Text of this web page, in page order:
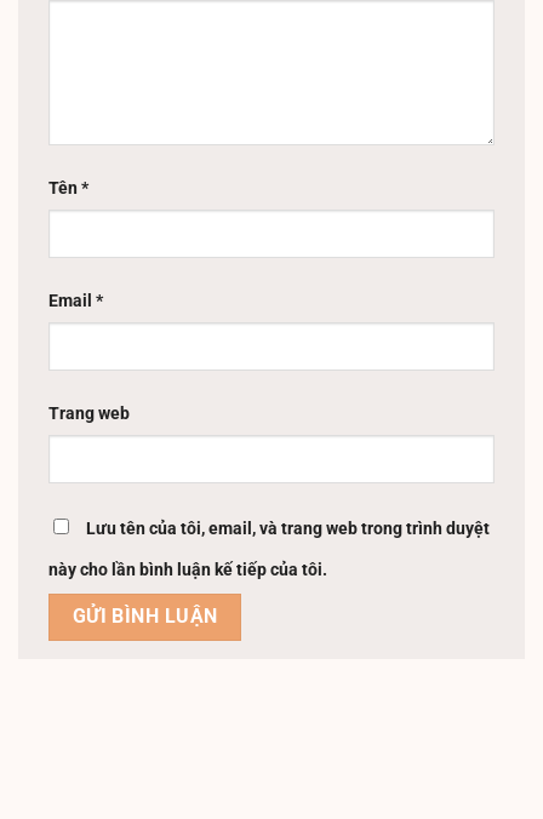
Tên*
Email *
Trang web
Lưu tên của tôi, email, và trang web trong trình duyệt
này cho lần bình luận kế tiếp của tôi.